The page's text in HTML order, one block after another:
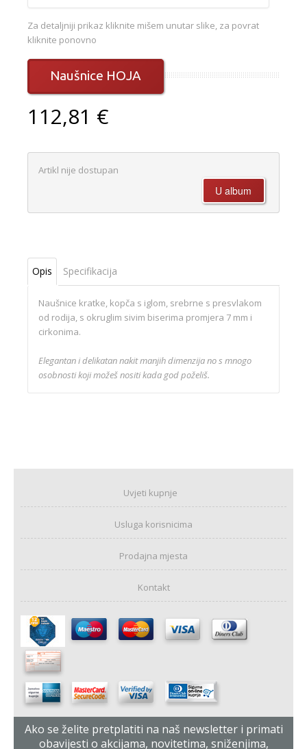
Za detaljniji prikaz kliknite mišem unutar slike, za povrat
kliknite ponovno
Naušnice HOJA
112,81 €
Artikl nije dostupan
Opis Specifikacija
Naušnice kratke, kopča s iglom, srebrne s presvlakom
od rodija, s okruglim sivim biserima promjera 7 mm i
cirkonima.
Elegantan i delikatan nakit manjih dimenzija no s mnogo
osobnosti koji možeš nositi kada god poželiš.
Uvjeti kupnje
Usluga korisnicima
Prodajna mjesta
Kontakt
Ako se želite pretplatiti na naš newsletter i primati
obavijesti o akcijama, novitetima, sniženjima,